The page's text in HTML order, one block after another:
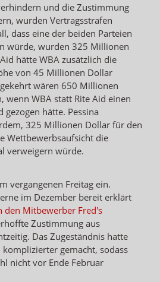
und die Zustimmung
wurden Vertragsstrafen
dass eine der beiden Parteien
würde, wurden 325 Millionen
hätte WBA zusätzlich die
von 45 Millionen Dollar
wären 650 Millionen
wenn WBA statt Rite Aid einen
gezogen hätte. Pessina
325 Millionen Dollar für den
Wettbewerbsaufsicht die
verweigern würde.
vergangenen Freitag ein.
im Dezember bereit erklärt
den Mitbewerber Fred's
Zustimmung aus
Das Zugeständnis hatte
gemacht, sodass
nicht vor Ende Februar